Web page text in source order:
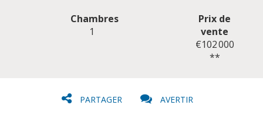
Chambres
1
Prix de
vente
€102 000
**
PARTAGER AVERTIR